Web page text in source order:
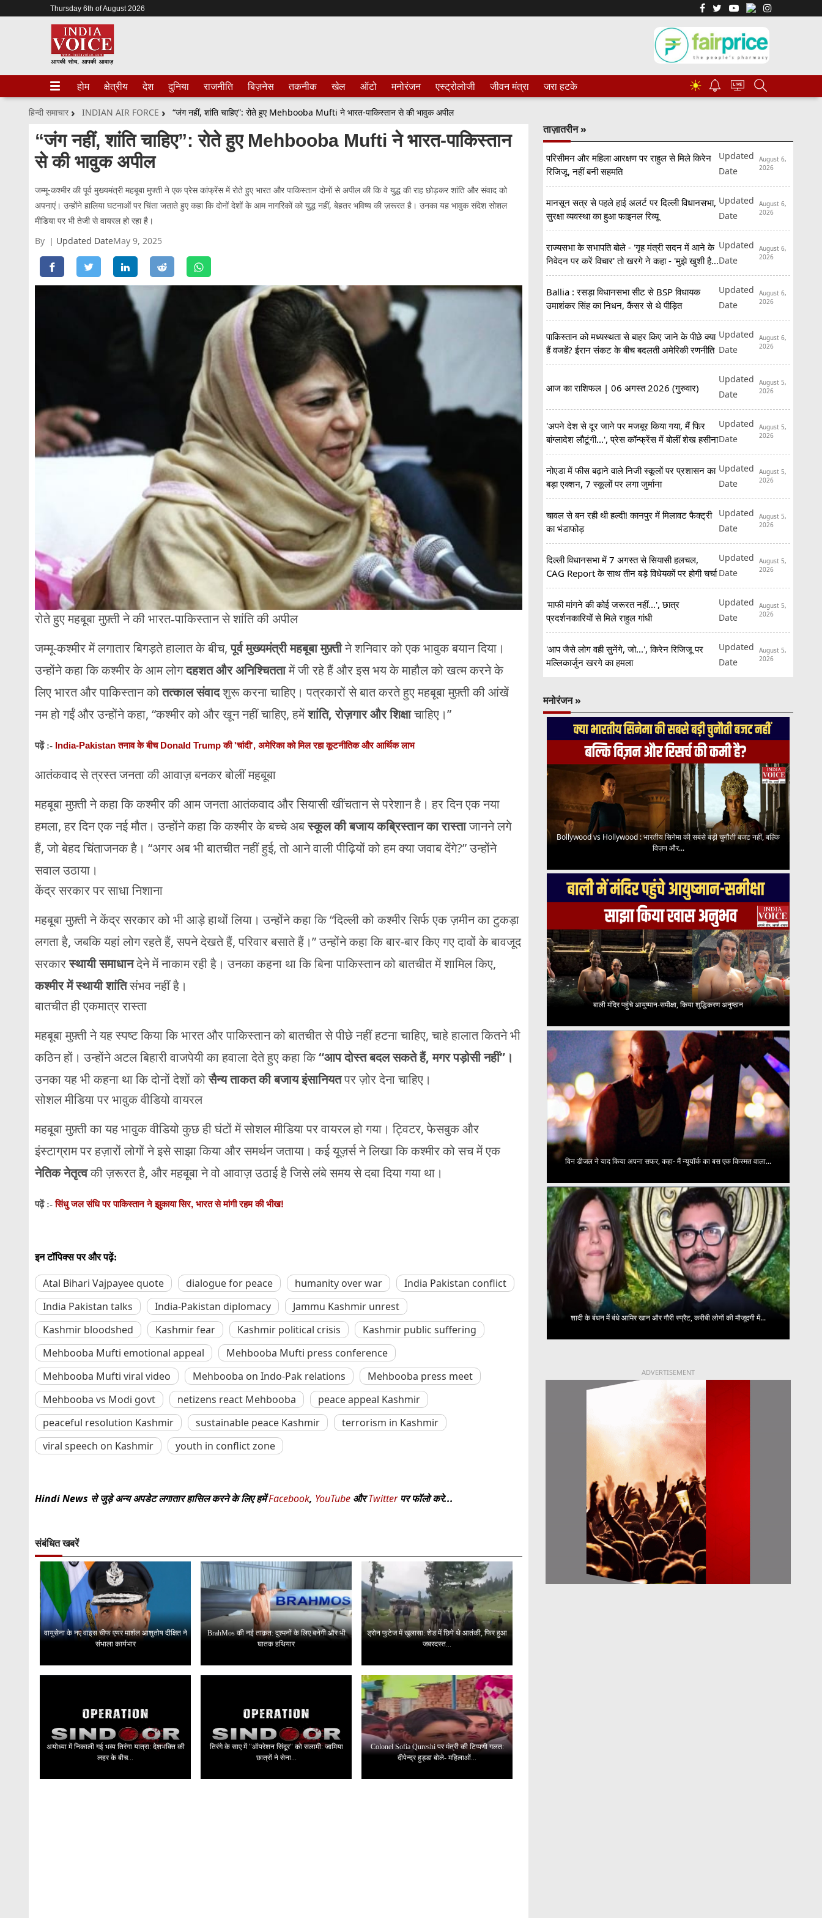
Thursday 6th of August 2026
होम क्षेत्रीय देश दुनिया राजनीति बिज़नेस तकनीक खेल ऑटो मनोरंजन एस्ट्रोलोजी जीवन मंत्रा जरा हटके ☀
हिन्दी समाचार INDIAN AIR FORCE “जंग नहीं, शांति चाहिए”: रोते हुए Mehbooba Mufti ने भारत-पाकिस्तान से की भावुक अपील
“जंग नहीं, शांति चाहिए”: रोते हुए Mehbooba Mufti ने भारत-पाकिस्तान
से की भावुक अपील
जम्मू-कश्मीर की पूर्व मुख्यमंत्री महबूबा मुफ्ती ने एक प्रेस कांफ्रेंस में रोते हुए भारत और पाकिस्तान दोनों से अपील की कि वे युद्ध की राह छोड़कर शांति और संवाद को
अपनाएं। उन्होंने हालिया घटनाओं पर चिंता जताते हुए कहा कि दोनों देशों के आम नागरिकों को युद्ध नहीं, बेहतर भविष्य की ज़रूरत है। उनका यह भावुक संदेश सोशल
मीडिया पर भी तेजी से वायरल हो रहा है।
By
Updated DateMay 9, 2025
रोतेहुएमहबूबामुफ़्तीनेकी भारत-पाकिस्तानसेशांतिकी अपील
जम्मू-कश्मीरमेंलगातारबिगड़तेहालातकेबीच,पूर्वमुख्यमंत्रीमहबूबामुफ़्तीनेशनिवारकोएकभावुकबयानदिया।
उन्होंनेकहाकिकश्मीरकेआमलोगदहशतऔरअनिश्चिततामेंजीरहेहैंऔरइसभयकेमाहौलकोखत्मकरनेके
लिएभारतऔरपाकिस्तानकोतत्कालसंवादशुरूकरनाचाहिए।पत्रकारोंसेबातकरतेहुएमहबूबामुफ़्तीकीआंखें
नमहोगईंऔरउन्होंनेकहा, “कश्मीरकोऔरखूननहींचाहिए,हमेंशांति,रोज़गारऔरशिक्षाचाहिए।”
पढ़ें :- India-Pakistan तनाव के बीच Donald Trump की 'चांदी', अमेरिका को मिल रहा कूटनीतिक और आर्थिक लाभ
आतंकवादसेत्रस्तजनताकी आवाज़बनकरबोलींमहबूबा
महबूबामुफ़्तीनेकहाकिकश्मीरकीआमजनताआतंकवादऔरसियासीखींचतानसेपरेशानहै।हरदिनएकनया
हमला,हरदिनएकनईमौत।उन्होंनेकहाकिकश्मीरकेबच्चेअबस्कूलकीबजायकब्रिस्तानकारास्ताजाननेलगे
हैं,जोबेहदचिंताजनकहै। “अगरअबभीबातचीतनहींहुई,तोआनेवालीपीढ़ियोंकोहमक्याजवाबदेंगे?”उन्होंने
सवालउठाया।
केंद्रसरकारपरसाधानिशाना
महबूबामुफ़्तीनेकेंद्रसरकारकोभीआड़ेहाथोंलिया।उन्होंनेकहाकि “दिल्लीकोकश्मीरसिर्फएकज़मीनकाटुकड़ा
लगताहै,जबकियहांलोगरहतेहैं,सपनेदेखतेहैं,परिवारबसातेहैं।”उन्होंनेकहाकिबार-बारकिएगएदावोंकेबावजूद
सरकारस्थायीसमाधानदेनेमेंनाकामरहीहै।उनकाकहना थाकिबिनापाकिस्तानकोबातचीतमेंशामिलकिए,
कश्मीरमेंस्थायीशांतिसंभवनहींहै।
बातचीतहीएकमात्ररास्ता
महबूबामुफ़्तीनेयहस्पष्टकियाकिभारतऔरपाकिस्तानकोबातचीतसेपीछेनहींहटनाचाहिए,चाहेहालातकितनेभी
कठिनहों।उन्होंनेअटलबिहारीवाजपेयीकाहवालादेतेहुएकहाकि“आपदोस्तबदलसकतेहैं,मगरपड़ोसीनहीं”।
उनकायहभीकहना थाकिदोनोंदेशोंकोसैन्यताकतकीबजायइंसानियतपरज़ोरदेनाचाहिए।
सोशलमीडियापर भावुकवीडियोवायरल
महबूबामुफ़्तीकायहभावुकवीडियोकुछहीघंटोंमेंसोशलमीडियापरवायरलहोगया।ट्विटर,फेसबुकऔर
इंस्टाग्रामपरहज़ारोंलोगोंनेइसेसाझाकियाऔरसमर्थनजताया।कईयूज़र्सनेलिखाकिकश्मीरकोसचमेंएक
नेतिकनेतृत्वकीज़रूरतहै, औरमहबूबानेवोआवाज़उठाईहैजिसेलंबेसमयसेदबादियागया था।
पढ़ें :-सिंधु जल संधि पर पाकिस्तान ने झुकाया सिर, भारत से मांगी रहम की भीख!
इन टॉपिक्स पर और पढ़ें:
Atal Bihari Vajpayee quote dialogue for peace humanity over war
India Pakistan conflict
India Pakistan talks
India-Pakistan diplomacy
Jammu Kashmir unrest
Kashmir bloodshed
Kashmir fear Kashmir political crisis
Kashmir public suffering
Mehbooba Mufti emotional appeal
Mehbooba Mufti press conference
Mehbooba Mufti viral video
Mehbooba on Indo-Pak relations
Mehbooba press meet
Mehbooba vs Modi govt
netizens react Mehbooba
peace appeal Kashmir
peaceful resolution Kashmir
sustainable peace Kashmir
terrorism in Kashmir
viral speech on Kashmir
youth in conflict zone
Hindi News से जुड़े अन्य अपडेट लगातार हासिल करने के लिए हमेंFacebook, YouTube औरTwitterपर फॉलो करे...
संबंधित खबरें
वायुसेना के नए वाइस चीफ एयर मार्शल आशुतोष दीक्षित ने
संभाला कार्यभार
BrahMos की नई ताक़त: दुश्मनों के लिए बनेगी और भी
घातक हथियार
ड्रोन फुटेज में खुलासा: शेड में छिपे थे आतंकी, फिर हुआ
जबरदस्त...
अयोध्या में निकाली गई भव्य तिरंगा यात्रा: देशभक्ति की
लहर के बीच...
तिरंगे के साए में "ऑपरेशन सिंदूर" को सलामी: जामिया
छात्रों ने सेना...
Colonel Sofia Qureshi पर मंत्री की टिप्पणी गलत:
दीपेन्द्र हुड्डा बोले- महिलाओं...
ताज़ातरीन »
परिसीमन और महिला आरक्षण पर राहुल से मिले किरेन
रिजिजू, नहीं बनी सहमति
Updated
Date
August 6,
2026
मानसून सत्र से पहले हाई अलर्ट पर दिल्ली विधानसभा,
सुरक्षा व्यवस्था का हुआ फाइनल रिव्यू
Updated
Date
August 6,
2026
राज्यसभा के सभापति बोले - 'गृह मंत्री सदन में आने के
निवेदन पर करें विचार' तो खरगे ने कहा - 'मुझे खुशी है
कि...'
Updated
Date
August 6,
2026
Ballia : रसड़ा विधानसभा सीट से BSP विधायक
उमाशंकर सिंह का निधन, कैंसर से थे पीड़ित
Updated
Date
August 6,
2026
पाकिस्तान को मध्यस्थता से बाहर किए जाने के पीछे क्या
हैं वजहें? ईरान संकट के बीच बदलती अमेरिकी रणनीति
Updated
Date
August 6,
2026
आज का राशिफल | 06 अगस्त 2026 (गुरुवार)
Updated
Date
August 5,
2026
'अपने देश से दूर जाने पर मजबूर किया गया, मैं फिर
बांग्लादेश लौटूंगी...', प्रेस कॉन्फ्रेंस में बोलीं शेख हसीना
Updated
Date
August 5,
2026
नोएडा में फीस बढ़ाने वाले निजी स्कूलों पर प्रशासन का
बड़ा एक्शन, 7 स्कूलों पर लगा जुर्माना
Updated
Date
August 5,
2026
चावल से बन रही थी हल्दी! कानपुर में मिलावट फैक्ट्री
का भंडाफोड़
Updated
Date
August 5,
2026
दिल्ली विधानसभा में 7 अगस्त से सियासी हलचल,
CAG Report के साथ तीन बड़े विधेयकों पर होगी चर्चा
Updated
Date
August 5,
2026
'माफी मांगने की कोई जरूरत नहीं...', छात्र
प्रदर्शनकारियों से मिले राहुल गांधी
Updated
Date
August 5,
2026
'आप जैसे लोग वही सुनेंगे, जो...', किरेन रिजिजू पर
मल्लिकार्जुन खरगे का हमला
Updated
Date
August 5,
2026
मनोरंजन »
Bollywood vs Hollywood : भारतीय सिनेमा की सबसे बड़ी चुनौती बजट नहीं, बल्कि
विज़न और...
बाली मंदिर पहुंचे आयुष्मान-समीक्षा, किया शुद्धिकरण अनुष्ठान
विन डीजल ने याद किया अपना सफर, कहा- मैं न्यूयॉर्क का बस एक किस्मत वाला...
शादी के बंधन में बंधे आमिर खान और गौरी स्प्रैट, करीबी लोगों की मौजूदगी में...
ADVERTISEMENT